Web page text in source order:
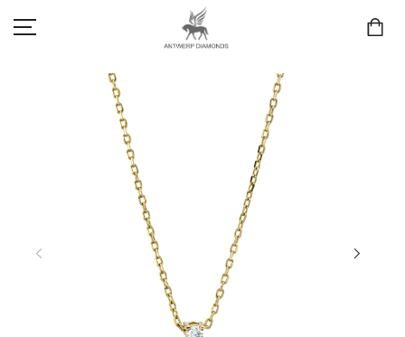
LIEBE & VERLOBUNG
ANTWERP DIAMONDS LUXURY COLLECTION
3D TRAURINGKONFIGURATION